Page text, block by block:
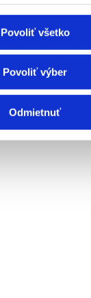
Povoliť všetko
Povoliť výber
Odmietnuť